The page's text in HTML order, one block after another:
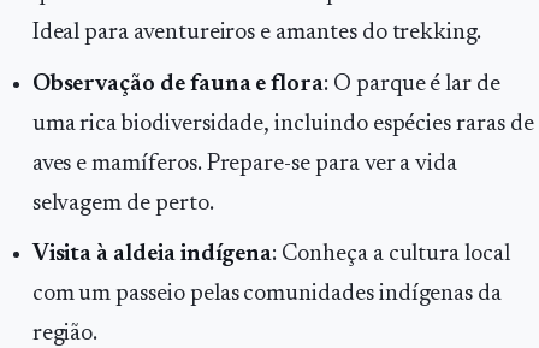
Ideal para aventureiros e amantes do trekking.
Observação de fauna e flora: O parque é lar de
uma rica biodiversidade, incluindo espécies raras de
aves e mamíferos. Prepare-se para ver a vida
selvagem de perto.
Visita à aldeia indígena: Conheça a cultura local
com um passeio pelas comunidades indígenas da
região.